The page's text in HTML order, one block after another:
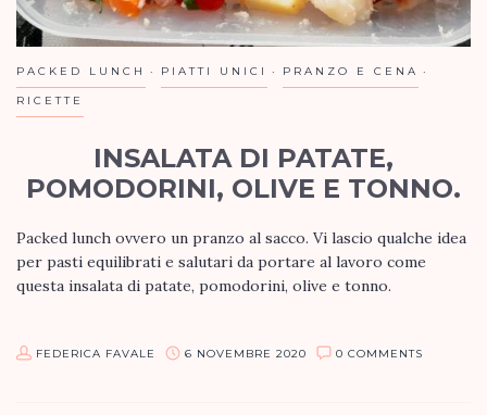
PACKED LUNCH PIATTI UNICI PRANZO E CENA
RICETTE
INSALATA DI PATATE,
POMODORINI, OLIVE E TONNO.
Packed lunch ovvero un pranzo al sacco. Vi lascio qualche idea
per pasti equilibrati e salutari da portare al lavoro come
questa insalata di patate, pomodorini, olive e tonno.
FEDERICA FAVALE 6 NOVEMBRE 2020 0 COMMENTS